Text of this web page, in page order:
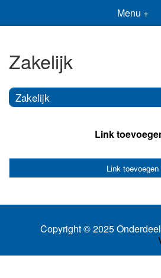
Menu +
Zakelijk
Zakelijk
Link
Link toevoegen
Copyright © 2025